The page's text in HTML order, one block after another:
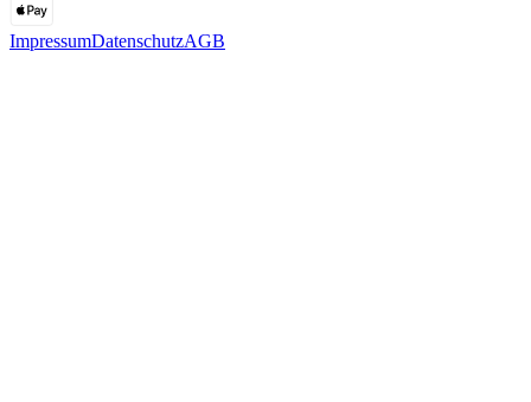
ImpressumDatenschutzAGB